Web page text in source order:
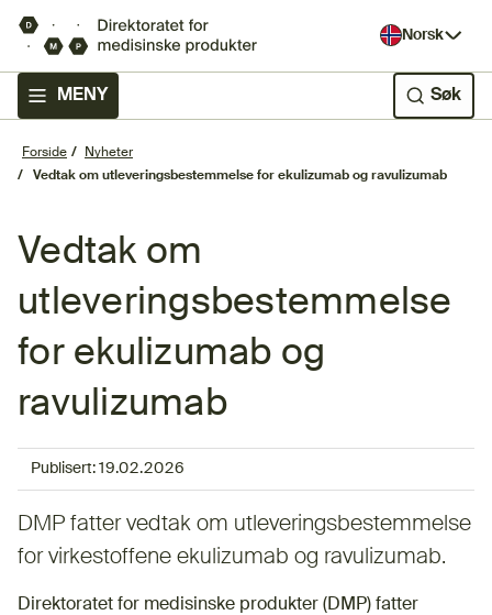
Norsk
MENY Søk
Forside
Nyheter
Vedtak om utleveringsbestemmelse for ekulizumab og ravulizumab
Vedtak om
utleveringsbestemmelse
for ekulizumab og
ravulizumab
Publisert: 19.02.2026
DMP fatter vedtak om utleveringsbestemmelse
for virkestoffene ekulizumab og ravulizumab.
Direktoratet for medisinske produkter (DMP) fatter